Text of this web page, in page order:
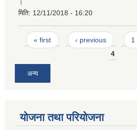
।
मिति: 12/11/2018 - 16:20
Pages
« first ‹ previous 1
4
अन्य
योजना तथा परियोजना